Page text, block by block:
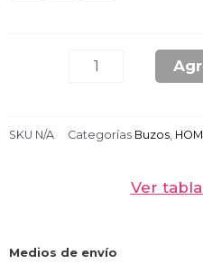
cantidad
SKU N/A Categorías Buzos,
Ver
Medios de envío